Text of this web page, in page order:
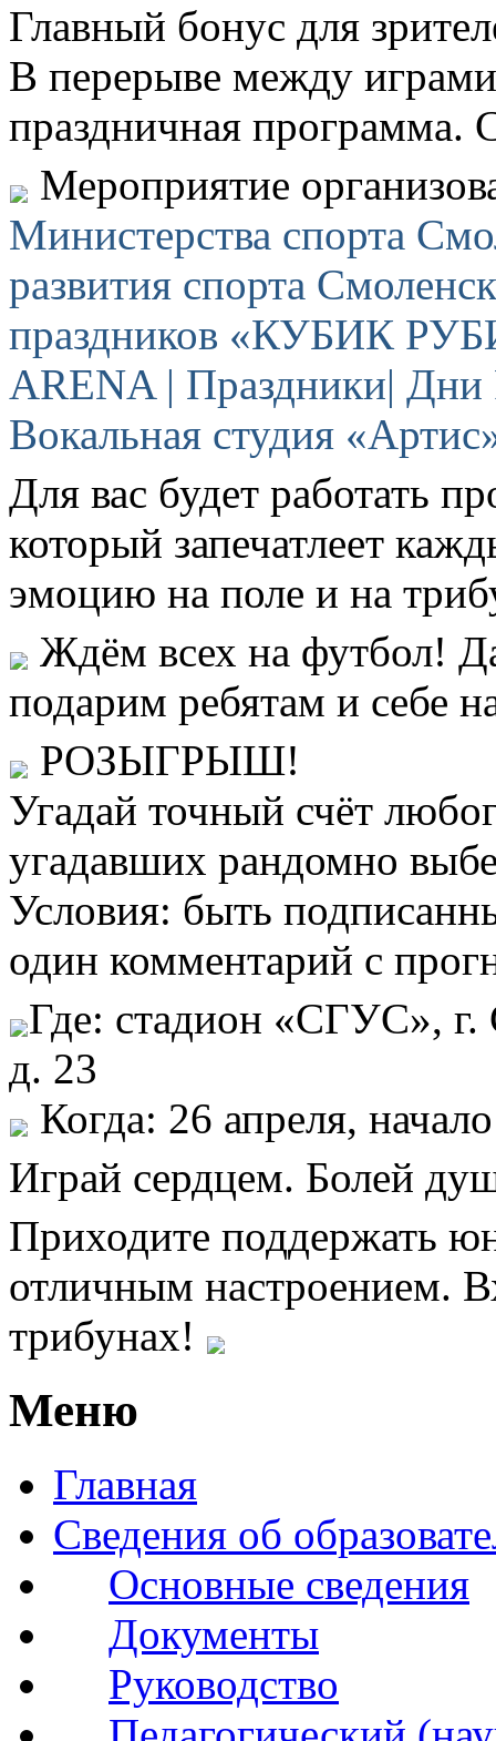
Главный бонус для
В перерыве между
праздничная программа.
Мероприятие
Министерства спорта
развития спорта
праздников «КУБИК
ARENA | Праздники|
Вокальная студия
Для вас будет работать
который запечатлеет
эмоцию на поле и на
Ждём всех на футбол!
подарим ребятам и себе
РОЗЫГРЫШ!
Угадай точный счёт
угадавших рандомно
Условия: быть
один комментарий с
Где: стадион «СГУС», г.
д. 23
Когда: 26 апреля,
Играй сердцем. Болей
Приходите поддержать
отличным настроением.
трибунах!
Меню
Главная
Сведения об
Основные сведения
Документы
Руководство